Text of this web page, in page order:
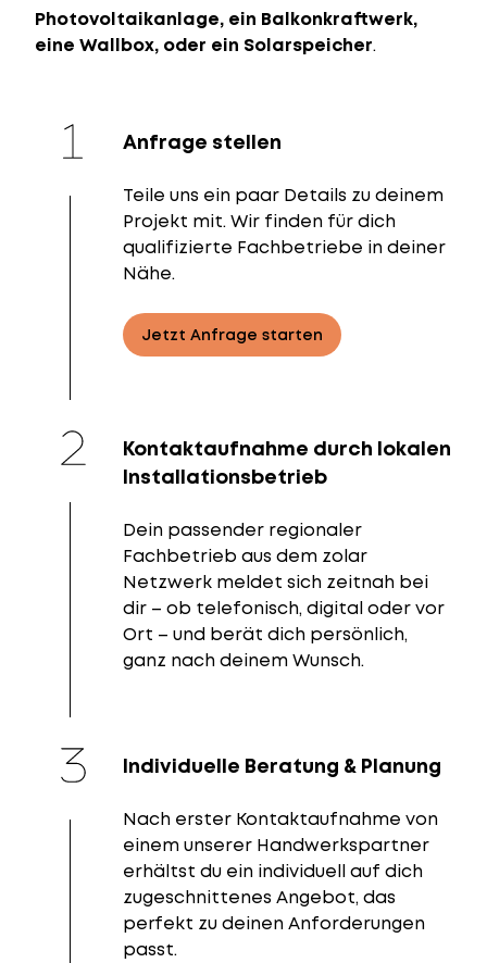
Photovoltaikanlage, ein Balkonkraftwerk,
eine Wallbox, oder ein Solarspeicher.
Anfrage stellen
Teile uns ein paar Details zu deinem
Projekt mit. Wir finden für dich
qualifizierte Fachbetriebe in deiner
Nähe.
Jetzt Anfrage starten
Kontaktaufnahme durch lokalen
Installationsbetrieb
Dein passender regionaler
Fachbetrieb aus dem zolar
Netzwerk meldet sich zeitnah bei
dir – ob telefonisch, digital oder vor
Ort – und berät dich persönlich,
ganz nach deinem Wunsch.
Individuelle Beratung & Planung
Nach erster Kontaktaufnahme von
einem unserer Handwerkspartner
erhältst du ein individuell auf dich
zugeschnittenes Angebot, das
perfekt zu deinen Anforderungen
passt.